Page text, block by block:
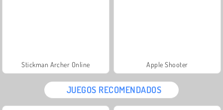
Stickman Archer Online Apple Shooter
JUEGOS RECOMENDADOS